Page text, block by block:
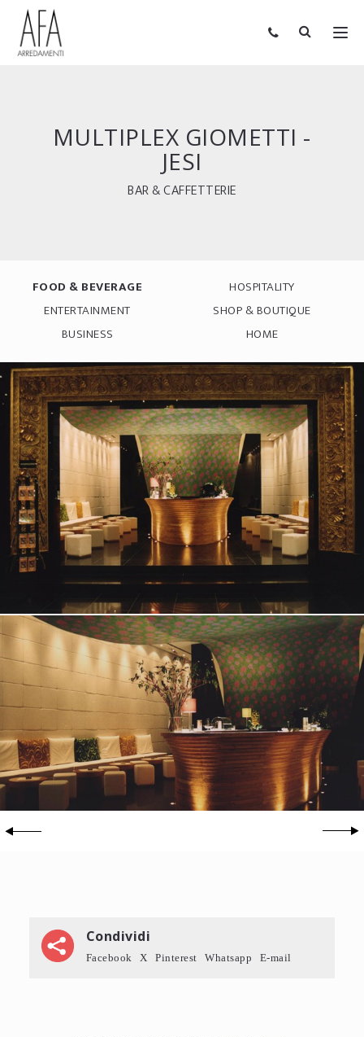
MULTIPLEX GIOMETTI -
JESI
BAR & CAFFETTERIE
FOOD & BEVERAGE
HOSPITALITY
ENTERTAINMENT
SHOP & BOUTIQUE
BUSINESS
HOME
Condividi
Facebook X Pinterest Whatsapp E-mail